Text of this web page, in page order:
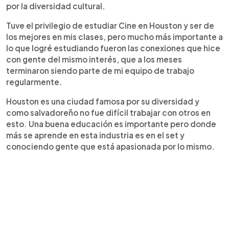
por la diversidad cultural.
Tuve el privilegio de estudiar Cine en Houston y ser de
los mejores en mis clases, pero mucho más importante a
lo que logré estudiando fueron las conexiones que hice
con gente del mismo interés, que a los meses
terminaron siendo parte de mi equipo de trabajo
regularmente.
Houston es una ciudad famosa por su diversidad y
como salvadoreño no fue difícil trabajar con otros en
esto. Una buena educación es importante pero donde
más se aprende en esta industria es en el set y
conociendo gente que está apasionada por lo mismo.